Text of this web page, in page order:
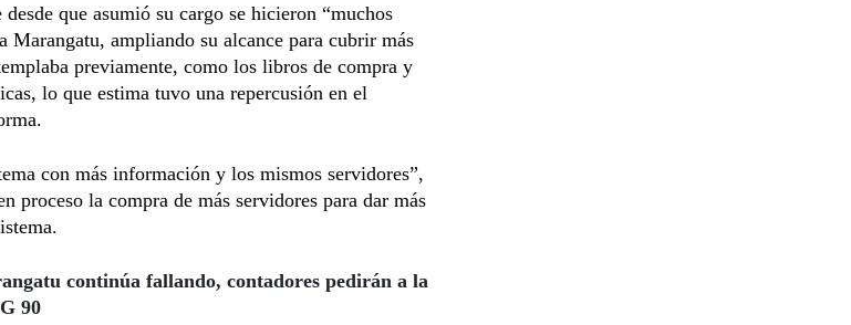
que asumió su cargo se hicieron “muchos
Marangatu, ampliando su alcance para cubrir más
previamente, como los libros de compra y
lo que estima tuvo una repercusión en el
con más información y los mismos servidores”,
proceso la compra de más servidores para dar más
continúa fallando, contadores pedirán a la
90